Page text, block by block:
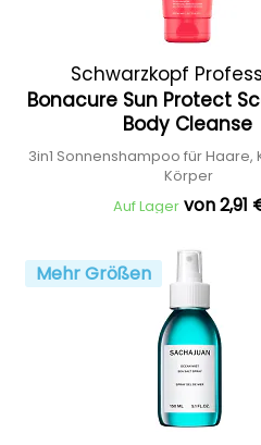
Schwarzkopf
Bonacure Sun Protect
Body Cleanse
3in1 Sonnenshampoo für Haare,
Körper
Auf Lager von 2,91
Mehr Größen